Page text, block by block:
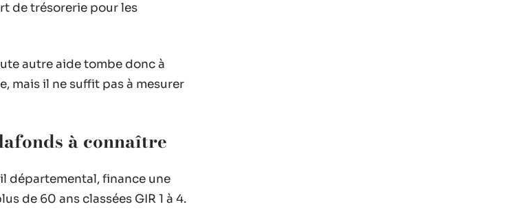
de trésorerie pour les
autre aide tombe donc à
mais il ne suffit pas à mesurer
à connaître
départemental, finance une
de 60 ans classées GIR 1 à 4.